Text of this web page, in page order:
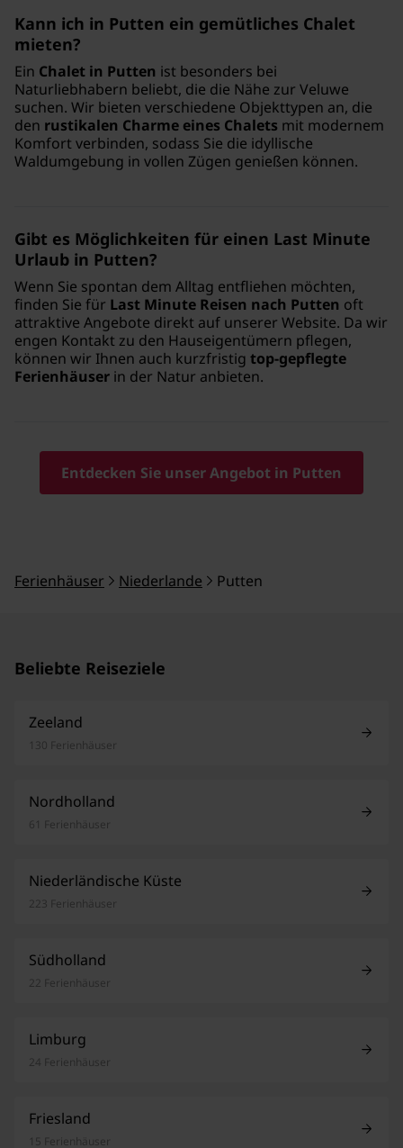
Kann ich in Putten ein gemütliches Chalet
mieten?
Ein Chalet in Putten ist besonders bei
Naturliebhabern beliebt, die die Nähe zur Veluwe
suchen. Wir bieten verschiedene Objekttypen an, die
den rustikalen Charme eines Chalets mit modernem
Komfort verbinden, sodass Sie die idyllische
Waldumgebung in vollen Zügen genießen können.
Gibt es Möglichkeiten für einen Last Minute
Urlaub in Putten?
Wenn Sie spontan dem Alltag entfliehen möchten,
finden Sie für Last Minute Reisen nach Putten oft
attraktive Angebote direkt auf unserer Website. Da wir
engen Kontakt zu den Hauseigentümern pflegen,
können wir Ihnen auch kurzfristig top-gepflegte
Ferienhäuser in der Natur anbieten.
Entdecken Sie unser Angebot in Putten
Ferienhäuser Niederlande Putten
Beliebte Reiseziele
Zeeland
130 Ferienhäuser
Nordholland
61 Ferienhäuser
Niederländische Küste
223 Ferienhäuser
Südholland
22 Ferienhäuser
Limburg
24 Ferienhäuser
Friesland
15 Ferienhäuser